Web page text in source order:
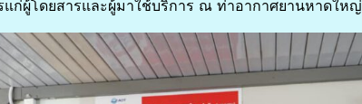
แก่ผู้โดยสารและผู้มาใช้บริการ ณ ท่าอากาศยานหาดใหญ่